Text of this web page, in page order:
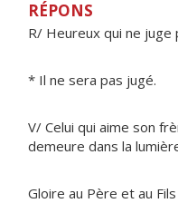
RÉPONS
R/ Heureux qui ne juge
* Il ne sera pas jugé.
V/ Celui qui aime son
demeure dans la
Gloire au Père et au